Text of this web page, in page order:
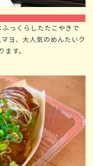
っくらしたたこやきで
ヨ、大人気のめんたいク
す。